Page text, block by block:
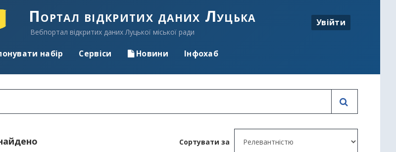
Портал відкритих даних Луцька
Вебпортал відкритих даних Луцької міської ради
Увійти
набір Сервіси Новини Інфохаб
Сортувати за